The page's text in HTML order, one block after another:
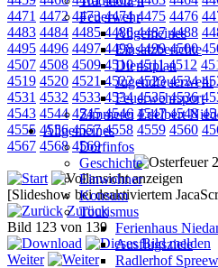
Feuerwehr
Allgemeines
Einsatzberichte
Dienstplan
Jugendfeuerwehr
Feuerwehrsport
Zimmerei Edelbert
Allgemeines
Dorfinfos
Geschichte
Einwohner
Konsum
Tourismus
Ferienhaus
Ausflugsziele
Radlerhof
4471 4472 4473 4474 4475 4476
4483 4484 4485 4486 4487 4488
4495 4496 4497 4498 4499 4500
4507 4508 4509 4510 4511 4512
4519 4520 4521 4522 4523 4524
4531 4532 4533 4534 4535 4536
4543 4544 4545 4546 4547 4548
4555 4556 4557 4558 4559 4560
4567 4568 4569
[Slideshow bei deaktiviertem
Zurück
Bild 123 von 139
Weiter